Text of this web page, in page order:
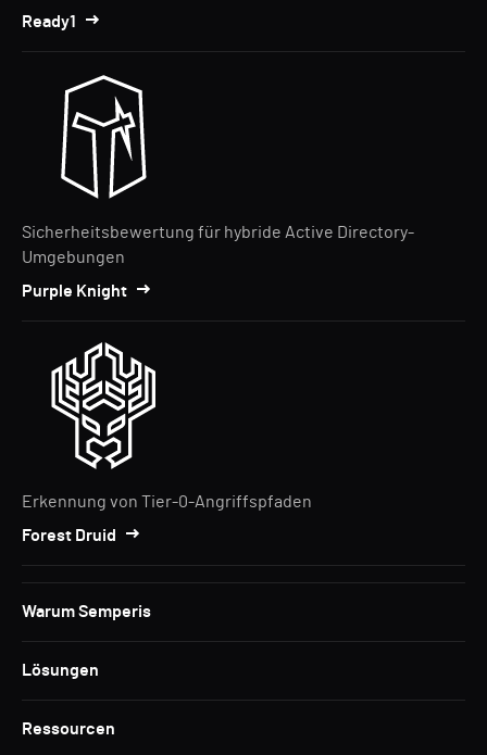
Ready1
Sicherheitsbewertung für hybride Active Directory-
Umgebungen
Purple Knight
Erkennung von Tier-0-Angriffspfaden
Forest Druid
Warum Semperis
Lösungen
Ressourcen